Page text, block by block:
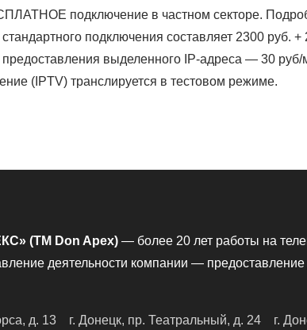
подключение в частном секторе.
подключения составляет 2300 руб. +
выделенного IP-адреса — 30 руб/
(IPTV) транслируется в тестовом режиме.
(TM Don Apex) — более 20 лет работы на
деятельности компании —
д. 13
г. Донецк, пр. Театральный, д. 24 г.